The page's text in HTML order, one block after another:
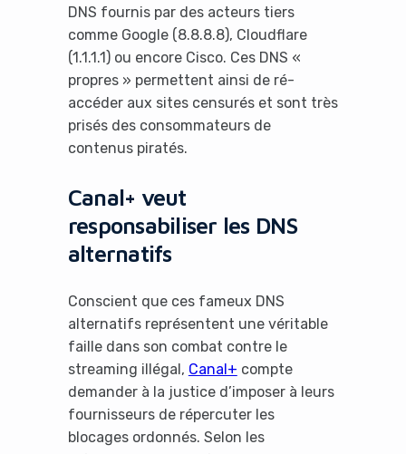
DNS fournis par des acteurs tiers
comme Google (8.8.8.8), Cloudflare
(1.1.1.1) ou encore Cisco. Ces DNS «
propres » permettent ainsi de ré-
accéder aux sites censurés et sont très
prisés des consommateurs de
contenus piratés.
Canal+ veut
responsabiliser les DNS
alternatifs
Conscient que ces fameux DNS
alternatifs représentent une véritable
faille dans son combat contre le
streaming illégal, Canal+ compte
demander à la justice d’imposer à leurs
fournisseurs de répercuter les
blocages ordonnés. Selon les